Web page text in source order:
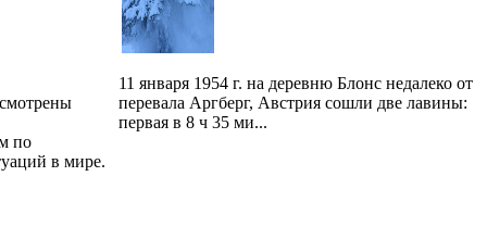
по
в мире.
11 января 1954 г. на деревню Блонс недалеко от
перевала Аргберг, Австрия сошли две лавины:
первая в 8 ч 35 ми...